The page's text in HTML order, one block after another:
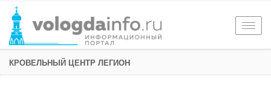
КРОВЕЛЬНЫЙ ЦЕНТР ЛЕГИОН